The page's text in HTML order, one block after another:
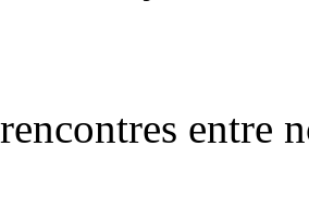
entre